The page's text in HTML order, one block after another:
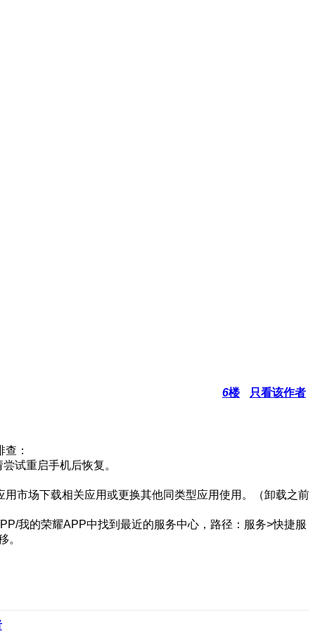
6楼 只看该作者
：
试重启手机后恢复。
市场下载相关应用或更换其他同类型应用使用。（卸载之前
我的荣耀APP中找到最近的服务中心，路径：服务>快捷服
。